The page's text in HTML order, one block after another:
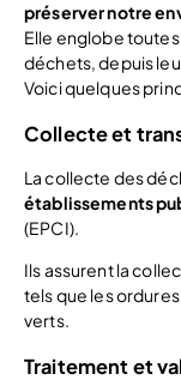
préserver notre
Elle englobe
déchets, depuis
Voici quelques
Collecte et
La collecte des
établissements
(EPCI).
Ils assurent la
tels que les
verts.
Traitement et